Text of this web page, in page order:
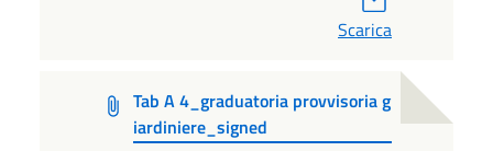
Scarica
Tab A 4_graduatoria provvisoria g
iardiniere_signed